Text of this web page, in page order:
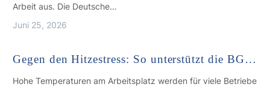
Arbeit aus. Die Deutsche…
Juni 25, 2026
Gegen den Hitzestress: So unterstützt die BG…
Hohe Temperaturen am Arbeitsplatz werden für viele Betriebe